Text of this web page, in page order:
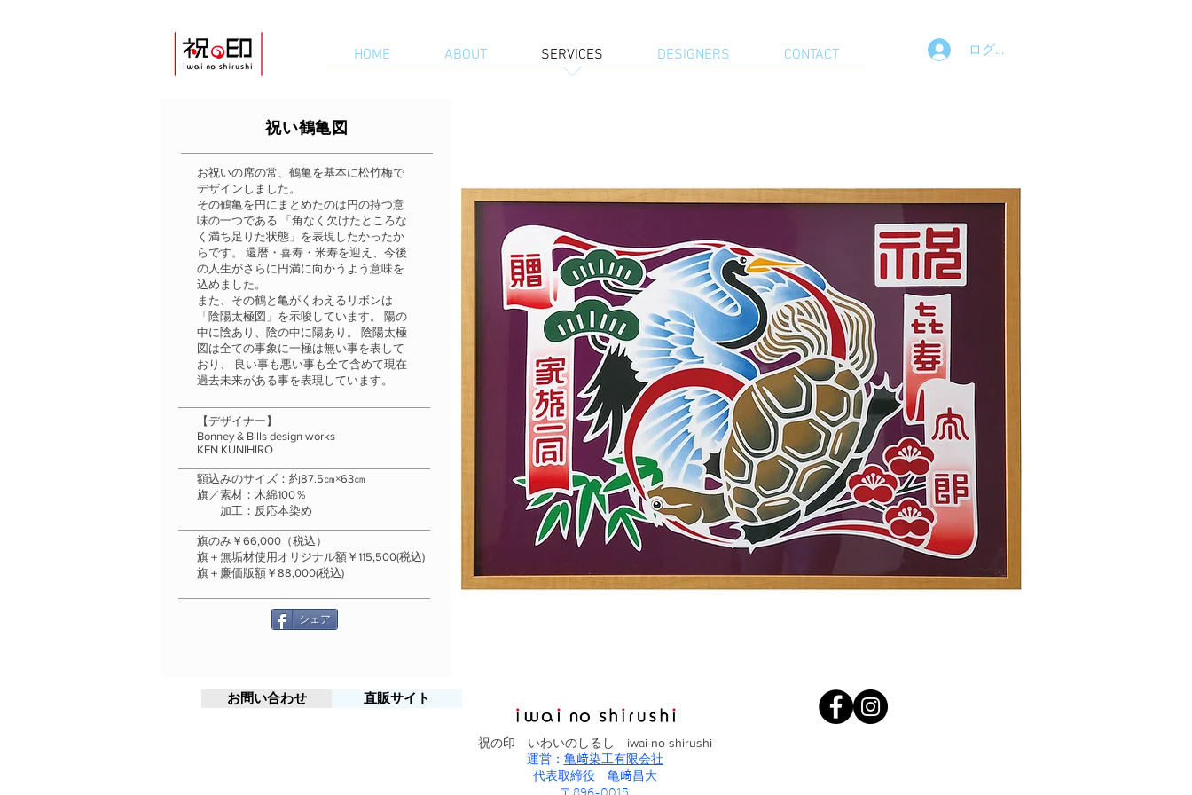
HOME ABOUT SERVICES DESIGNERS CONTACT ログイン
​祝い鶴亀図
お祝いの席の常、鶴亀を基本に松竹梅で
デザインしました。
その鶴亀を円にまとめたのは円の持つ意
味の一つである 「角なく欠けたところな
く満ち足りた状態」を表現したかったか
らです。 還暦・喜寿・米寿を迎え、今後
の人生がさらに円満に向かうよう意味を
込めました。
また、その鶴と亀がくわえるリボンは
「陰陽太極図」を示唆しています。 陽の
中に陰あり、陰の中に陽あり。 陰陽太極
図は全ての事象に一極は無い事を表して
おり、 良い事も悪い事も全て含めて現在
過去未来がある事を表現しています。
【デザイナー】
Bonney & Bills design works
KEN KUNIHIRO
額込みのサイズ：約87.5㎝×63㎝
旗／素材：木綿100％
加工：反応本染め
​旗のみ￥66,000（税込）
旗＋無垢材使用オリジナル額￥115,500(税込)
旗＋廉価版額￥88,000(税込)
シェア
お問い合わせ 直販サイト
祝の印 いわいのしるし iwai-no-shirushi
運営： 亀﨑染工有限会社
代表取締役 亀﨑昌大